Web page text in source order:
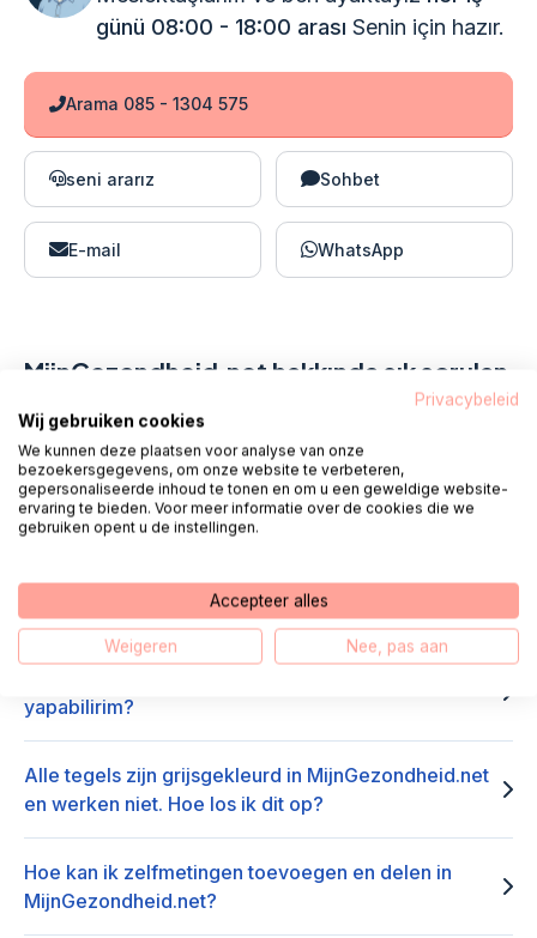
günü 08:00 - 18:00 arası Senin için hazır.
Arama 085 - 1304 575
seni ararız Sohbet
E-mail WhatsApp
MijnGezondheid.net hakkında sık sorulan
MijnGezondheid.net üzerinden nasıl tekrar ilaç
siparişi verebilirim?
Hoe koppel ik de MedGemak-app met
MijnGezondheid.net?
yapabilirim?
Alle tegels zijn grijsgekleurd in MijnGezondheid.net
en werken niet. Hoe los ik dit op?
Hoe kan ik zelfmetingen toevoegen en delen in
MijnGezondheid.net?
Privacybeleid
Wij gebruiken cookies
We kunnen deze plaatsen voor analyse van onze
bezoekersgegevens, om onze website te verbeteren,
gepersonaliseerde inhoud te tonen en om u een geweldige website-
ervaring te bieden. Voor meer informatie over de cookies die we
gebruiken opent u de instellingen.
Accepteer alles
Weigeren Nee, pas aan